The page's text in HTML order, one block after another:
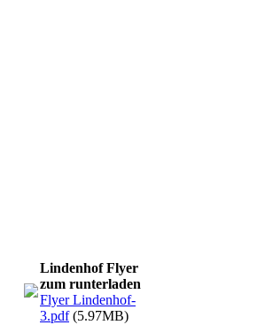
Lindenhof Flyer
zum runterladen
Flyer Lindenhof-
3.pdf(5.97MB)